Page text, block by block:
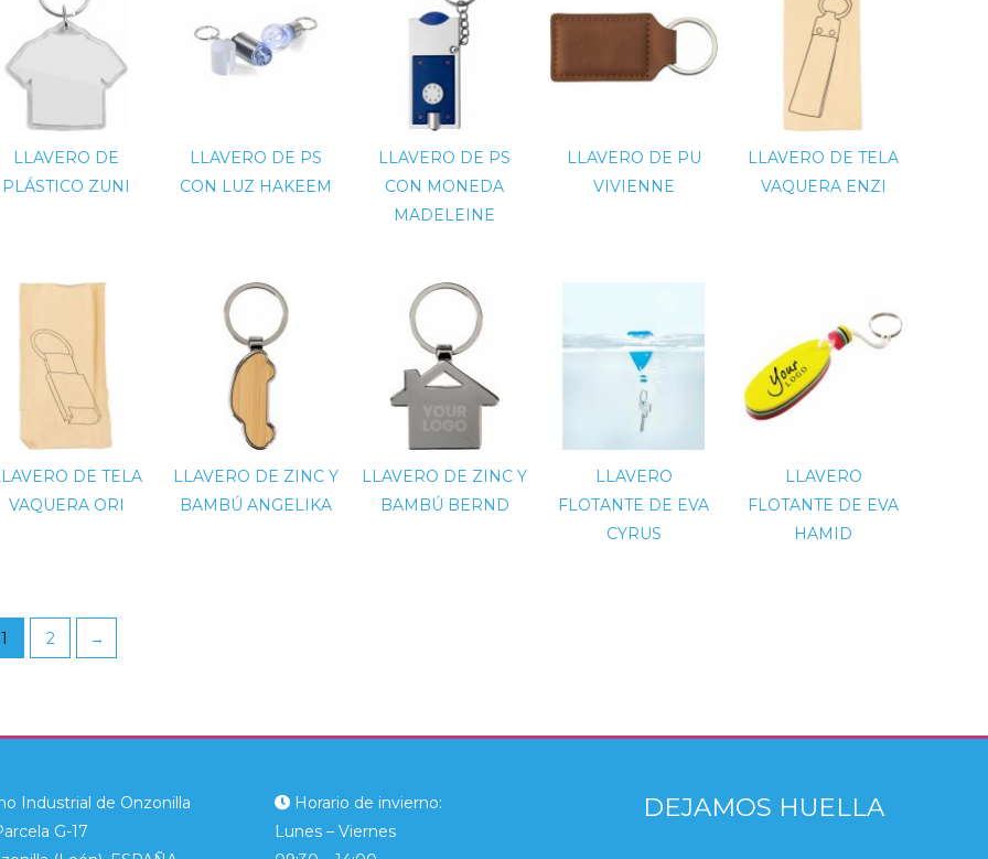
LLAVERO DE
PLÁSTICO ZUNI
LLAVERO DE PS
CON LUZ HAKEEM
LLAVERO DE PS
CON MONEDA
MADELEINE
LLAVERO DE PU
VIVIENNE
LLAVERO DE TELA
VAQUERA ENZI
DE TELA
VAQUERA ORI
LLAVERO DE ZINC Y
BAMBÚ ANGELIKA
LLAVERO DE ZINC Y
BAMBÚ BERND
LLAVERO
FLOTANTE DE EVA
CYRUS
LLAVERO
FLOTANTE DE EVA
HAMID
1 2 →
Industrial de Onzonilla
G-17
Horario de invierno:
Lunes – Viernes
DEJAMOS HUELLA